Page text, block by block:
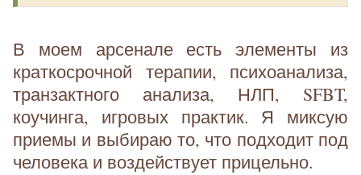
В моем арсенале есть элементы из
краткосрочной терапии, психоанализа,
транзактного анализа, НЛП, SFBT,
коучинга, игровых практик. Я миксую
приемы и выбираю то, что подходит под
человека и воздействует прицельно.